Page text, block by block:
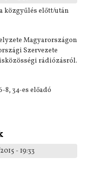
közgyűlés előtt/után
Magyarországon
Szervezete
rádiózásról.
8, 34-es előadó
- A szabad rádiózás
(szakmai nap)
- 19:33